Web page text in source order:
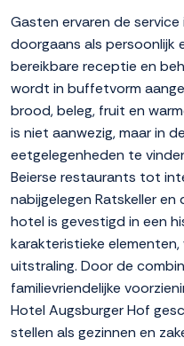
Gasten ervaren de
doorgaans als persoonlijk
bereikbare receptie en
wordt in buffetvorm
brood, beleg, fruit en
is niet aanwezig, maar in
eetgelegenheden te
Beierse restaurants tot
nabijgelegen Ratskeller en
hotel is gevestigd in een
karakteristieke
uitstraling. Door de
familievriendelijke
Hotel Augsburger Hof
stellen als gezinnen en